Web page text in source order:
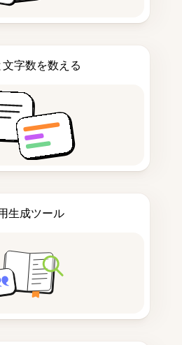
字数を数える
生成ツール